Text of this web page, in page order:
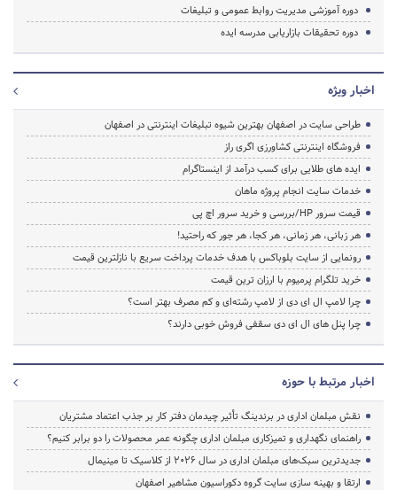
دوره آموزشی مدیریت روابط عمومی و تبلیغات
دوره تحقیقات بازاریابی مدرسه ایده
اخبار ویژه
طراحی سایت در اصفهان بهترین شیوه تبلیغات اینترنتی در اصفهان
فروشگاه اینترنتی کشاورزی اگری راز
ایده های طلایی برای کسب درآمد از اینستاگرام
خدمات سایت انجام پروژه ماهان
قیمت سرور HP/بررسی و خرید سرور اچ پی
هر زبانی، هر زمانی، هر کجا، هر جور که راحتید!
رونمایی از سایت بلوباکس با هدف خدمات پرداخت سریع با نازلترین قیمت
خرید تلگرام پرمیوم با ارزان ترین قیمت
چرا لامپ ال ای دی از لامپ رشته‌ای و کم مصرف بهتر است؟
چرا پنل های ال ای دی سقفی فروش خوبی دارند؟
اخبار مرتبط با حوزه
نقش مبلمان اداری در برندینگ تأثیر چیدمان دفتر کار بر جذب اعتماد مشتریان
راهنمای نگهداری و تمیزکاری مبلمان اداری چگونه عمر محصولات را دو برابر کنیم؟
جدیدترین سبک‌های مبلمان اداری در سال ۲۰۲۶ از کلاسیک تا مینیمال
ارتقا و بهینه سازی سایت گروه دکوراسیون مشاهیر اصفهان